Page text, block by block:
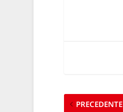
PRECEDENTE